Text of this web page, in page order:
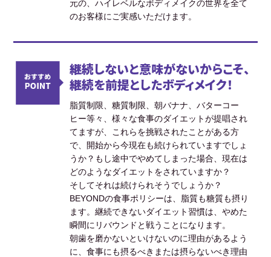
元の、ハイレベルなボディメイクの世界を全て
のお客様にご実感いただけます。
継続しないと意味がないからこそ、
継続を前提としたボディメイク！
脂質制限、糖質制限、朝バナナ、バターコー
ヒー等々、様々な食事のダイエットが提唱され
てますが、これらを挑戦されたことがある方
で、開始から今現在も続けられていますでしょ
うか？もし途中でやめてしまった場合、現在は
どのようなダイエットをされていますか？
そしてそれは続けられそうでしょうか？
BEYONDの食事ポリシーは、脂質も糖質も摂り
ます。継続できないダイエット習慣は、やめた
瞬間にリバウンドと戦うことになります。
朝歯を磨かないといけないのに理由があるよう
に、食事にも摂るべきまたは摂らないべき理由